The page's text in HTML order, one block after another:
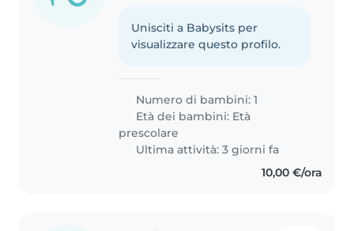
Unisciti a Babysits per
visualizzare questo profilo.
Numero di bambini: 1
Età dei bambini: Età
prescolare
Ultima attività: 3 giorni fa
10,00 €/ora